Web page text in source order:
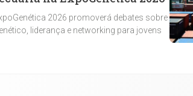
2026 promoverá debates sobre
liderança e networking para jovens